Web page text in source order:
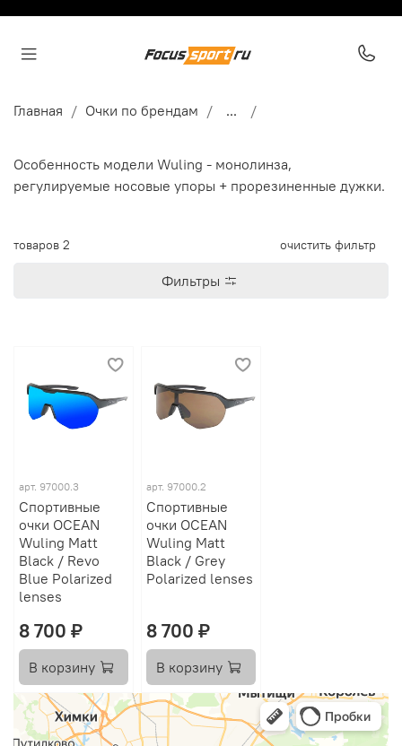
Главная Очки по брендам ...
Особенность модели Wuling - монолинза,
регулируемые носовые упоры + прорезиненные дужки.
товаров 2 очистить фильтр
Фильтры
арт. 97000.3
Спортивные
очки OCEAN
Wuling Matt
Black / Revo
Blue Polarized
lenses
8 700 ₽
В корзину
арт. 97000.2
Спортивные
очки OCEAN
Wuling Matt
Black / Grey
Polarized lenses
8 700 ₽
В корзину